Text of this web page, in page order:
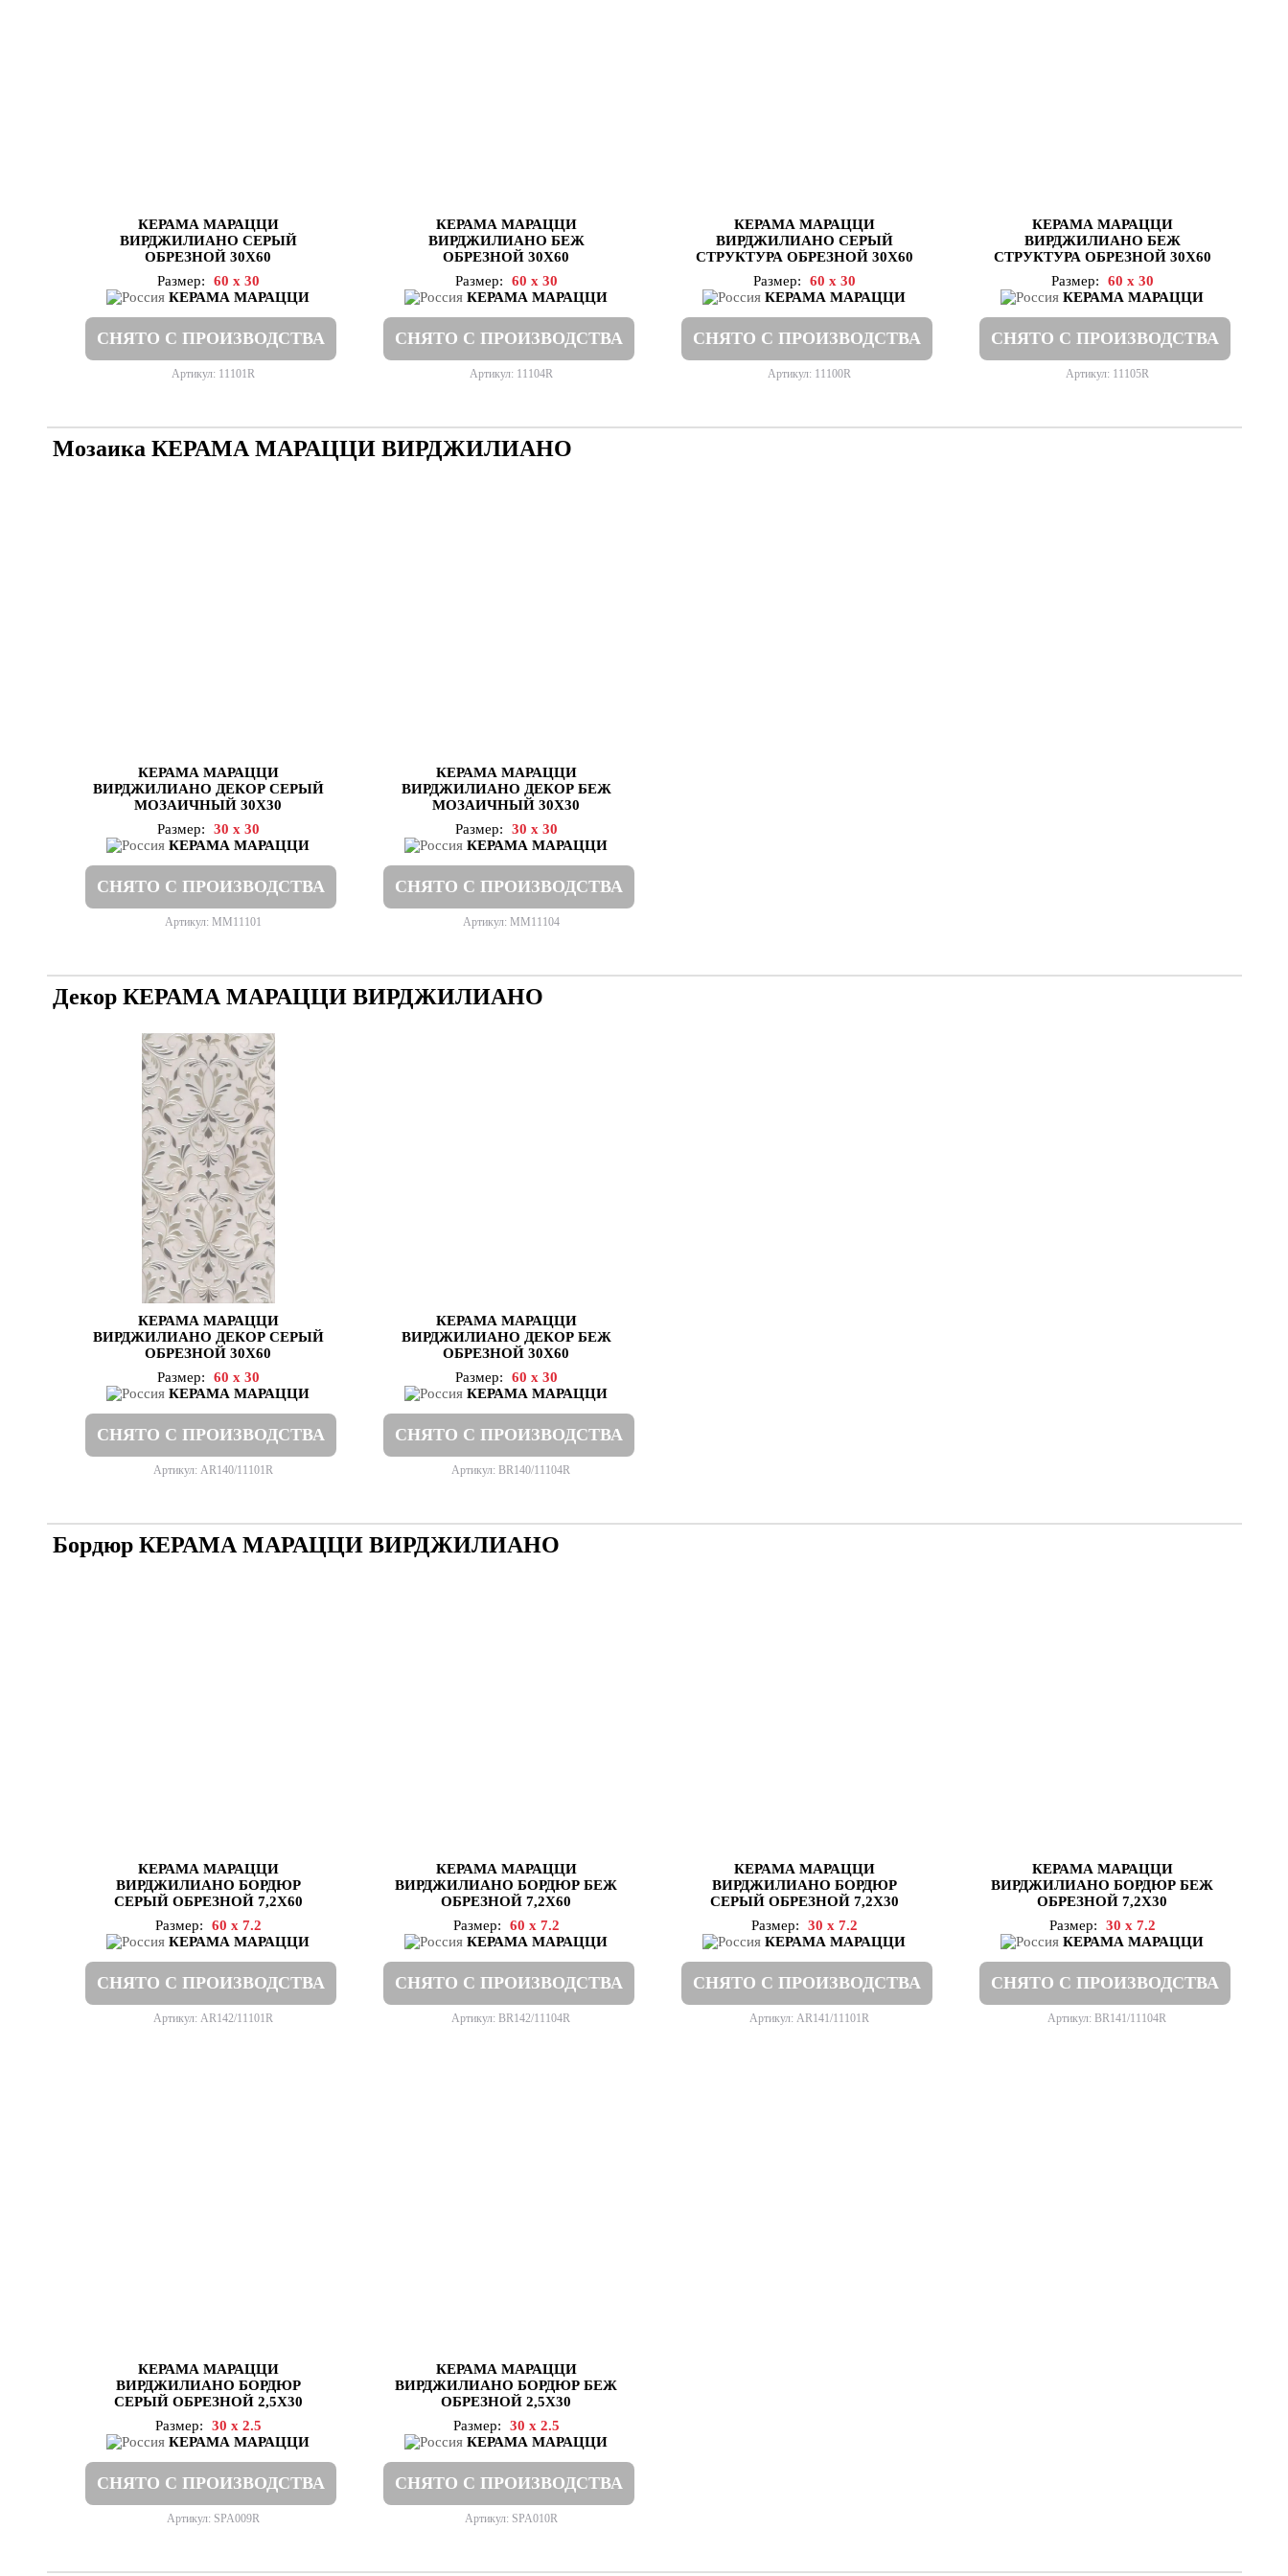
КЕРАМА МАРАЦЦИ
ВИРДЖИЛИАНО СЕРЫЙ
ОБРЕЗНОЙ 30Х60
Размер:
60 x 30
КЕРАМА МАРАЦЦИ
СНЯТО С ПРОИЗВОДСТВА
Артикул: 11101R
КЕРАМА МАРАЦЦИ
ВИРДЖИЛИАНО БЕЖ
ОБРЕЗНОЙ 30Х60
Размер:
60 x 30
КЕРАМА МАРАЦЦИ
СНЯТО С ПРОИЗВОДСТВА
Артикул: 11104R
КЕРАМА МАРАЦЦИ
ВИРДЖИЛИАНО СЕРЫЙ
СТРУКТУРА ОБРЕЗНОЙ 30Х60
Размер:
60 x 30
КЕРАМА МАРАЦЦИ
СНЯТО С ПРОИЗВОДСТВА
Артикул: 11100R
КЕРАМА МАРАЦЦИ
ВИРДЖИЛИАНО БЕЖ
СТРУКТУРА ОБРЕЗНОЙ 30Х60
Размер:
60 x 30
КЕРАМА МАРАЦЦИ
СНЯТО С ПРОИЗВОДСТВА
Артикул: 11105R
Мозаика КЕРАМА МАРАЦЦИ ВИРДЖИЛИАНО
КЕРАМА МАРАЦЦИ
ВИРДЖИЛИАНО ДЕКОР СЕРЫЙ
МОЗАИЧНЫЙ 30Х30
Размер:
30 x 30
КЕРАМА МАРАЦЦИ
СНЯТО С ПРОИЗВОДСТВА
Артикул: MM11101
КЕРАМА МАРАЦЦИ
ВИРДЖИЛИАНО ДЕКОР БЕЖ
МОЗАИЧНЫЙ 30Х30
Размер:
30 x 30
КЕРАМА МАРАЦЦИ
СНЯТО С ПРОИЗВОДСТВА
Артикул: MM11104
Декор КЕРАМА МАРАЦЦИ ВИРДЖИЛИАНО
КЕРАМА МАРАЦЦИ
ВИРДЖИЛИАНО ДЕКОР СЕРЫЙ
ОБРЕЗНОЙ 30Х60
Размер:
60 x 30
КЕРАМА МАРАЦЦИ
СНЯТО С ПРОИЗВОДСТВА
Артикул: AR140/11101R
КЕРАМА МАРАЦЦИ
ВИРДЖИЛИАНО ДЕКОР БЕЖ
ОБРЕЗНОЙ 30Х60
Размер:
60 x 30
КЕРАМА МАРАЦЦИ
СНЯТО С ПРОИЗВОДСТВА
Артикул: BR140/11104R
Бордюр КЕРАМА МАРАЦЦИ ВИРДЖИЛИАНО
КЕРАМА МАРАЦЦИ
ВИРДЖИЛИАНО БОРДЮР
СЕРЫЙ ОБРЕЗНОЙ 7,2Х60
Размер:
60 x 7.2
КЕРАМА МАРАЦЦИ
СНЯТО С ПРОИЗВОДСТВА
Артикул: AR142/11101R
КЕРАМА МАРАЦЦИ
ВИРДЖИЛИАНО БОРДЮР БЕЖ
ОБРЕЗНОЙ 7,2Х60
Размер:
60 x 7.2
КЕРАМА МАРАЦЦИ
СНЯТО С ПРОИЗВОДСТВА
Артикул: BR142/11104R
КЕРАМА МАРАЦЦИ
ВИРДЖИЛИАНО БОРДЮР
СЕРЫЙ ОБРЕЗНОЙ 7,2Х30
Размер:
30 x 7.2
КЕРАМА МАРАЦЦИ
СНЯТО С ПРОИЗВОДСТВА
Артикул: AR141/11101R
КЕРАМА МАРАЦЦИ
ВИРДЖИЛИАНО БОРДЮР БЕЖ
ОБРЕЗНОЙ 7,2Х30
Размер:
30 x 7.2
КЕРАМА МАРАЦЦИ
СНЯТО С ПРОИЗВОДСТВА
Артикул: BR141/11104R
КЕРАМА МАРАЦЦИ
ВИРДЖИЛИАНО БОРДЮР
СЕРЫЙ ОБРЕЗНОЙ 2,5Х30
Размер:
30 x 2.5
КЕРАМА МАРАЦЦИ
СНЯТО С ПРОИЗВОДСТВА
Артикул: SPA009R
КЕРАМА МАРАЦЦИ
ВИРДЖИЛИАНО БОРДЮР БЕЖ
ОБРЕЗНОЙ 2,5Х30
Размер:
30 x 2.5
КЕРАМА МАРАЦЦИ
СНЯТО С ПРОИЗВОДСТВА
Артикул: SPA010R